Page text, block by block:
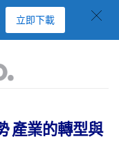
產業的轉型與
立即下載